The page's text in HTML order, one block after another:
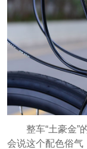
整车“土豪金”
会说这个配色俗气